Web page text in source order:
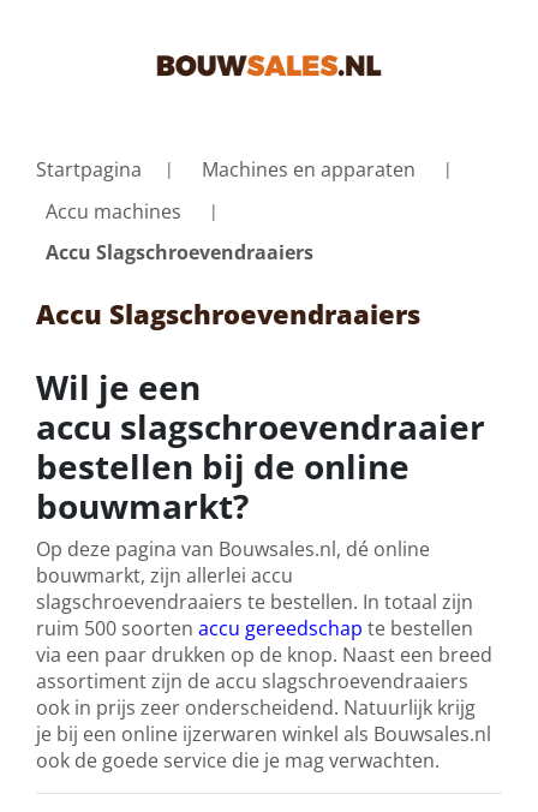
Startpagina
Machines en apparaten
Accu machines
Accu Slagschroevendraaiers
Accu Slagschroevendraaiers
Wil je een
accu slagschroevendraaier
bestellen bij de online
bouwmarkt?
Op deze pagina van Bouwsales.nl, dé online
bouwmarkt, zijn allerlei accu
slagschroevendraaiers te bestellen. In totaal zijn
ruim 500 soorten accu gereedschap te bestellen
via een paar drukken op de knop. Naast een breed
assortiment zijn de accu slagschroevendraaiers
ook in prijs zeer onderscheidend. Natuurlijk krijg
je bij een online ijzerwaren winkel als Bouwsales.nl
ook de goede service die je mag verwachten.